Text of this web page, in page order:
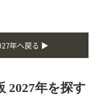
年へ戻る ▶
2027年を探す